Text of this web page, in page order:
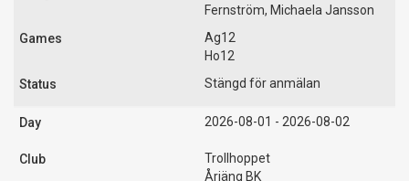
Fernström, Michaela Jansson
Ag12
Ho12
Stängd för anmälan
2026-08-01 - 2026-08-02
Trollhoppet
Årjäng BK